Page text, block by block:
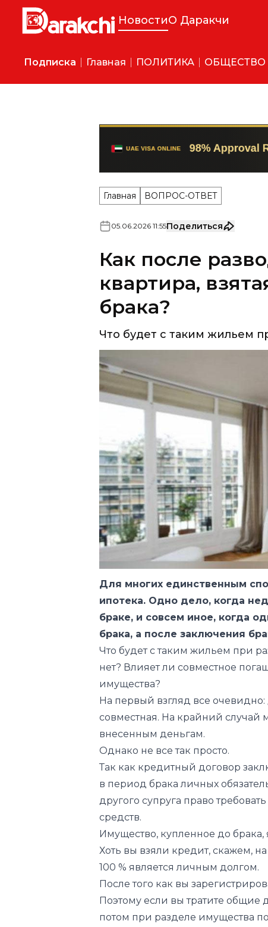
НовостиО Даракчи
Подписка Главная ПОЛИТИКА ОБЩЕСТВО
Главная ВОПРОС-ОТВЕТ
05 06 2026 11:55Поделиться
Как после
квартира,
брака?
Что будет с таким жильем
Для многих единственным
ипотека. Одно дело, когда
браке, и совсем иное, когда
брака, а после заключения
Что будет с таким жильем при
нет? Влияет ли совместное
имущества?
На первый взгляд все очевидно:
совместная. На крайний
внесенным деньгам.
Однако не все так просто.
Так как кредитный договор
в период брака личных
другого супруга право
средств.
Имущество, купленное до
Хоть вы взяли кредит, скажем,
100 % является личным долгом.
После того как вы
Поэтому если вы тратите общие
потом при разделе имущества